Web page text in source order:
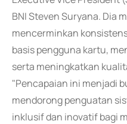
BNI Steven Suryana. Dia
mencerminkan
basis pengguna kartu,
serta meningkatkan
"Pencapaian ini menjadi
mendorong penguatan
inklusif dan inovatif bagi